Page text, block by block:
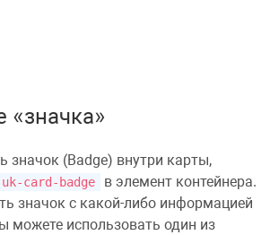
«значка»
значок (Badge) внутри карты,
card-badge в элемент контейнера.
значок с какой-либо информацией
можете использовать один из